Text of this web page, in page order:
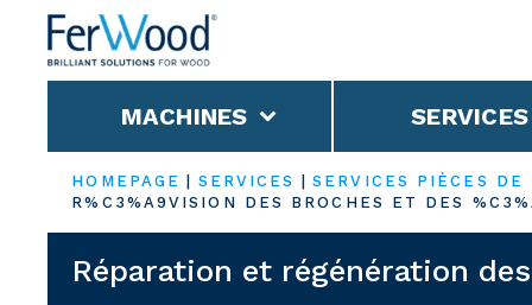
MACHINES SERVICES
HOMEPAGE SERVICES |SERVICES PIÈCES DE
R%C3%A9VISION DES BROCHES ET DES
Réparation et régénération